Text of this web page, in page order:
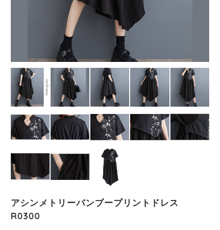
アシンメトリーバンブープリントドレス
R0300